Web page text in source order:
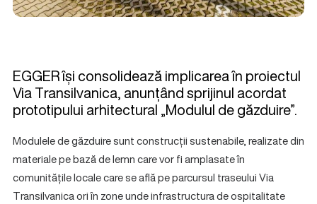
EGGER își consolidează implicarea în proiectul
Via Transilvanica, anunțând sprijinul acordat
prototipului arhitectural „Modulul de găzduire”.
Modulele de găzduire sunt construcții sustenabile, realizate din
materiale pe bază de lemn care vor fi amplasate în
comunitățile locale care se află pe parcursul traseului Via
Transilvanica ori în zone unde infrastructura de ospitalitate